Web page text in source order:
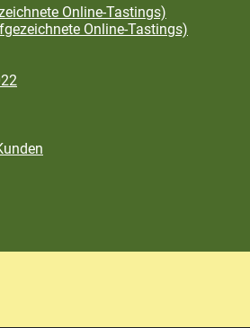
Online-Tastings)
Online-Tastings)